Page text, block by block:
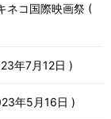
ネコ国際映画祭
年7月12日
年5月16日